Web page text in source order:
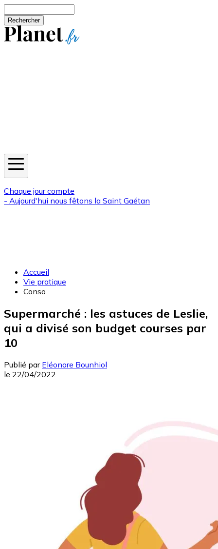
Chaque jour compte
- Aujourd'hui nous fêtons la Saint Gaétan
Accueil
Vie pratique
Conso
Supermarché : les astuces de Leslie,
qui a divisé son budget courses par
10
Publié par Eléonore Bounhiol
le 22/04/2022